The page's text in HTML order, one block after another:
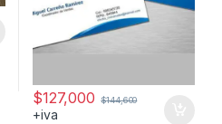
$127,000 $144,600
+iva